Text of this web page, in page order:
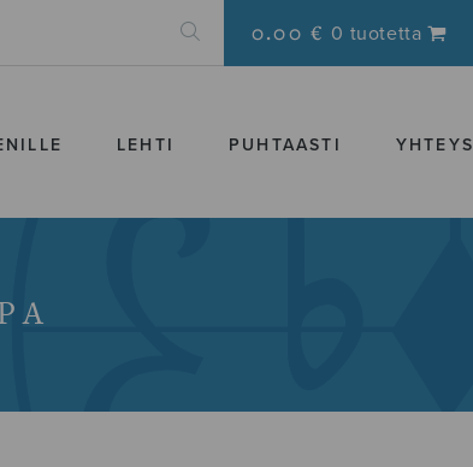
0.00 € 0 tuotetta
LEHTI PUHTAASTI YHTEYS